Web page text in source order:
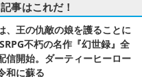
事はこれだ！
、王の仇敵の娘を護ることに
不朽の名作『幻世録』全
信開始。ダーティーヒーロー
和に蘇る